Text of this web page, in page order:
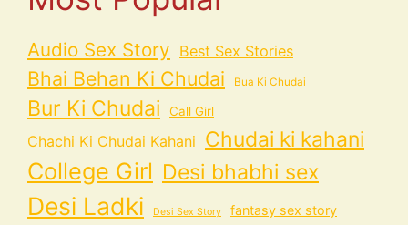
Audio Sex Story Best Sex Stories
Bhai Behan Ki Chudai Bua Ki Chudai
Bur Ki Chudai Call Girl
Chachi Ki Chudai Kahani Chudai ki kahani
College Girl Desi bhabhi sex
Desi Ladki Desi Sex Story fantasy sex story